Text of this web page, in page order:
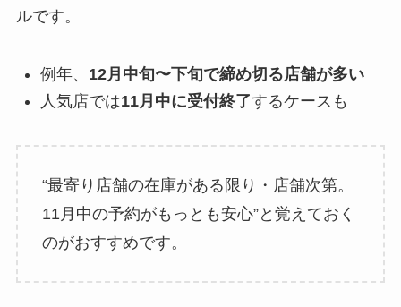
ルです。
例年、 12月中旬〜下旬で締め切る店舗が多い
人気店では11月中に受付終了するケースも
“最寄り店舗の在庫がある限り・店舗次第。
11月中の予約がもっとも安心”と覚えておく
のがおすすめです。